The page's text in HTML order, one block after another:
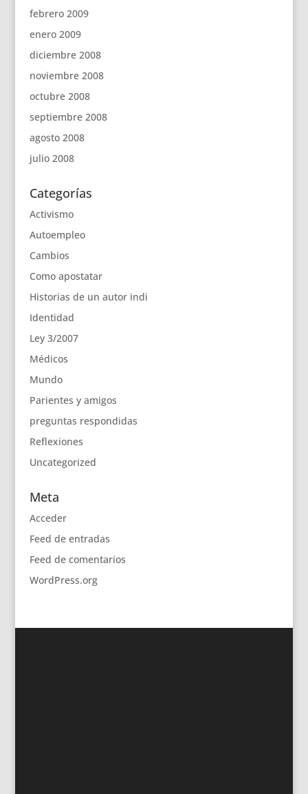
febrero 2009
enero 2009
diciembre 2008
noviembre 2008
octubre 2008
septiembre 2008
agosto 2008
julio 2008
Categorías
Activismo
Autoempleo
Cambios
Como apostatar
Historias de un autor indi
Identidad
Ley 3/2007
Médicos
Mundo
Parientes y amigos
preguntas respondidas
Reflexiones
Uncategorized
Meta
Acceder
Feed de entradas
Feed de comentarios
WordPress.org